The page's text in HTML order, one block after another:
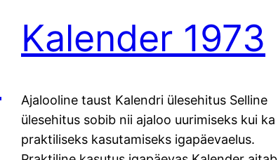
Kalender 1973
Ajalooline taust Kalendri ülesehitus Selline
ülesehitus sobib nii ajaloo uurimiseks kui ka
praktiliseks kasutamiseks igapäevaelus.